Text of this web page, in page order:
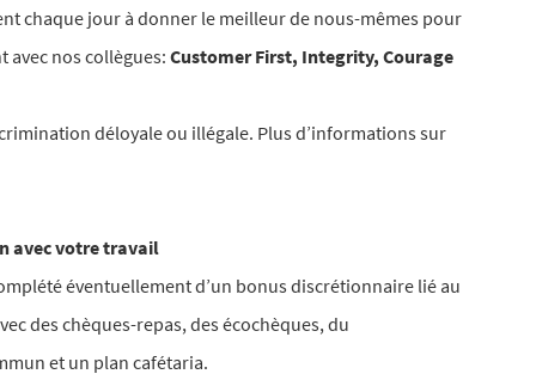
chaque jour à donner le meilleur de nous-mêmes pour
avec nos collègues: Customer First, Integrity, Courage
déloyale ou illégale. Plus d’informations sur
avec votre travail
éventuellement d’un bonus discrétionnaire lié au
des chèques-repas, des écochèques, du
et un plan cafétaria.